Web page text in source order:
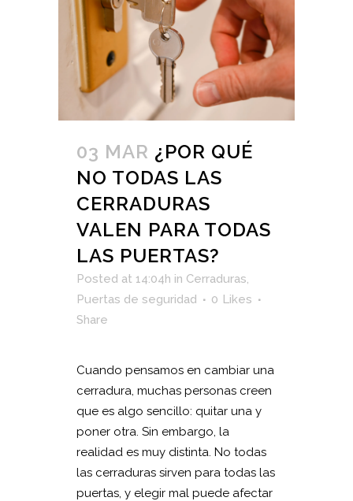
03 MAR ¿POR QUÉ
NO TODAS LAS
CERRADURAS
VALEN PARA TODAS
LAS PUERTAS?
Posted at 14:04h in Cerraduras
Puertas de seguridad
0 Likes
Share
Cuando pensamos en cambiar una
cerradura, muchas personas creen
que es algo sencillo: quitar una y
poner otra. Sin embargo, la
realidad es muy distinta. No todas
las cerraduras sirven para todas las
puertas, y elegir mal puede afectar